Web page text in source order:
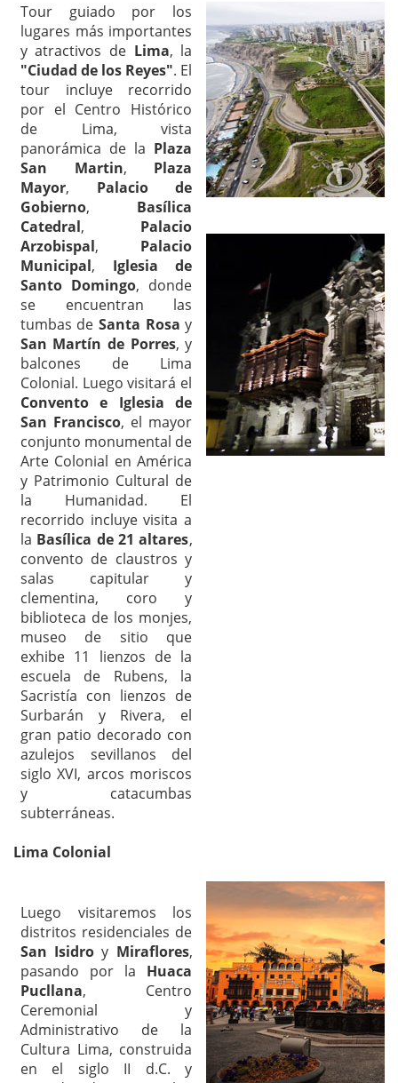
Tour guiado por los
lugares más importantes
y atractivos de Lima, la
"Ciudad de los Reyes". El
tour incluye recorrido
por el Centro Histórico
de Lima, vista
panorámica de la Plaza
San Martin, Plaza
Mayor, Palacio de
Gobierno, Basílica
Catedral, Palacio
Arzobispal, Palacio
Municipal, Iglesia de
Santo Domingo, donde
se encuentran las
tumbas de Santa Rosa y
San Martín de Porres, y
balcones de Lima
Colonial. Luego visitará el
Convento e Iglesia de
San Francisco, el mayor
conjunto monumental de
Arte Colonial en América
y Patrimonio Cultural de
la Humanidad. El
recorrido incluye visita a
la Basílica de 21 altares,
convento de claustros y
salas capitular y
clementina, coro y
biblioteca de los monjes,
museo de sitio que
exhibe 11 lienzos de la
escuela de Rubens, la
Sacristía con lienzos de
Surbarán y Rivera, el
gran patio decorado con
azulejos sevillanos del
siglo XVI, arcos moriscos
y catacumbas
subterráneas.
Lima Colonial
Luego visitaremos los
distritos residenciales de
San Isidroy Miraflores,
pasando por la Huaca
Pucllana, Centro
Ceremonial y
Administrativo de la
Cultura Lima, construida
en el siglo II d.C. y